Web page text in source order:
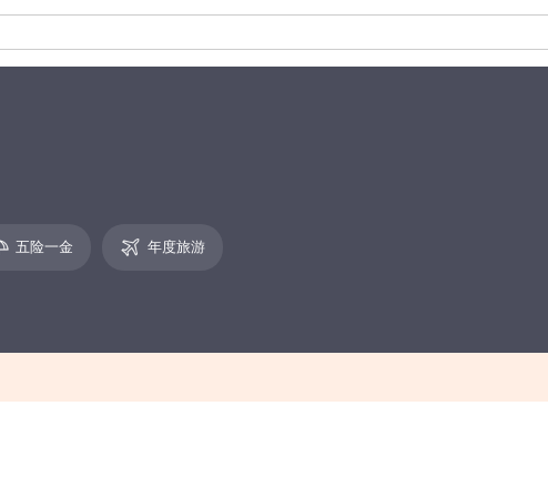
五险一金 年度旅游